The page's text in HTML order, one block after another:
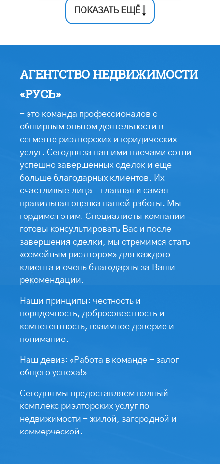
ПОКАЗАТЬ ЕЩЁ
АГЕНТСТВО НЕДВИЖИМОСТИ
«РУСЬ»
- это команда профессионалов с
обширным опытом деятельности в
сегменте риэлторских и юридических
услуг. Сегодня за нашими плечами сотни
успешно завершенных сделок и еще
больше благодарных клиентов. Их
счастливые лица – главная и самая
правильная оценка нашей работы. Мы
гордимся этим! Специалисты компании
готовы консультировать Вас и после
завершения сделки, мы стремимся стать
«семейным риэлтором» для каждого
клиента и очень благодарны за Ваши
рекомендации.
Наши принципы: честность и
порядочность, добросовестность и
компетентность, взаимное доверие и
понимание.
Наш девиз: «Работа в команде - залог
общего успеха!»
Сегодня мы предоставляем полный
комплекс риэлторских услуг по
недвижимости - жилой, загородной и
коммерческой.